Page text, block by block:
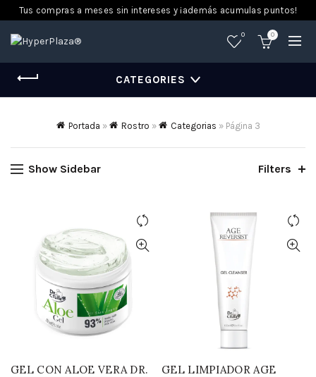
Tus compras a meses sin intereses y ¡además acumulas puntos!
0 0
CATEGORIES
Portada » Rostro » Categorias » Página 3
Show Sidebar Filters
GEL CON ALOE VERA DR.
GEL LIMPIADOR AGE